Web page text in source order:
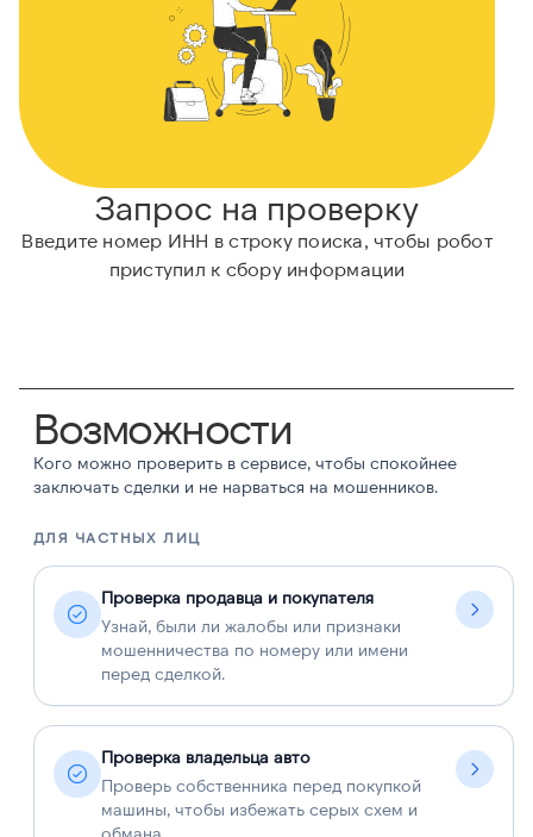
Запрос на проверку
Введите номер ИНН в строку поиска, чтобы робот
приступил к сбору информации
Возможности
Кого можно проверить в сервисе, чтобы спокойнее
заключать сделки и не нарваться на мошенников.
ДЛЯ ЧАСТНЫХ ЛИЦ
Проверка продавца и покупателя
Узнай, были ли жалобы или признаки
мошенничества по номеру или имени
перед сделкой.
Проверка владельца авто
Проверь собственника перед покупкой
машины, чтобы избежать серых схем и